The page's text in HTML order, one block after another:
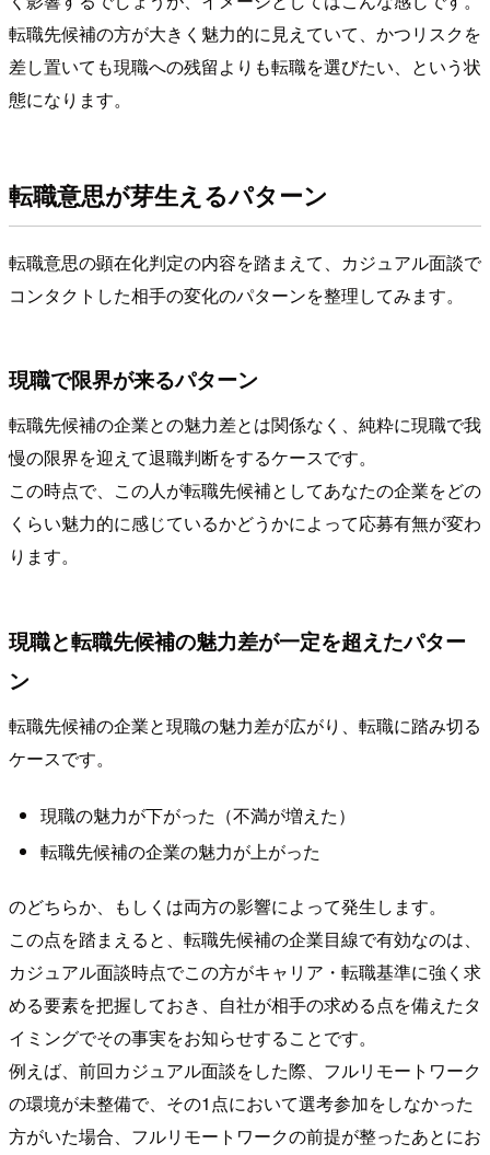
転職先候補の方が大きく魅力的に見えていて、かつリスクを
差し置いても現職への残留よりも転職を選びたい、という状
態になります。
転職意思が芽生えるパターン
転職意思の顕在化判定の内容を踏まえて、カジュアル面談で
コンタクトした相手の変化のパターンを整理してみます。
現職で限界が来るパターン
転職先候補の企業との魅力差とは関係なく、純粋に現職で我
慢の限界を迎えて退職判断をするケースです。
この時点で、この人が転職先候補としてあなたの企業をどの
くらい魅力的に感じているかどうかによって応募有無が変わ
ります。
現職と転職先候補の魅力差が一定を超えたパター
ン
転職先候補の企業と現職の魅力差が広がり、転職に踏み切る
ケースです。
現職の魅力が下がった（不満が増えた）
転職先候補の企業の魅力が上がった
のどちらか、もしくは両方の影響によって発生します。
この点を踏まえると、転職先候補の企業目線で有効なのは、
カジュアル面談時点でこの方がキャリア・転職基準に強く求
める要素を把握しておき、自社が相手の求める点を備えたタ
イミングでその事実をお知らせすることです。
例えば、前回カジュアル面談をした際、フルリモートワーク
の環境が未整備で、その1点において選考参加をしなかった
方がいた場合、フルリモートワークの前提が整ったあとにお